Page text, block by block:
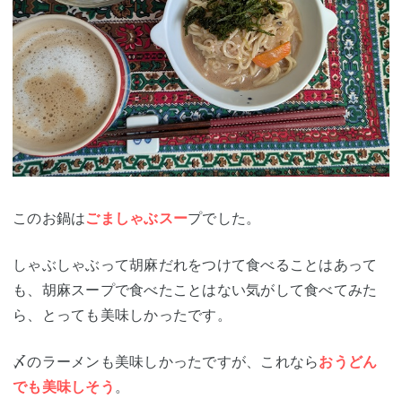
このお鍋はごましゃぶスープでした。
しゃぶしゃぶって胡麻だれをつけて食べることはあって
も、胡麻スープで食べたことはない気がして食べてみた
ら、とっても美味しかったです。
〆のラーメンも美味しかったですが、これならおうどん
でも美味しそう 。